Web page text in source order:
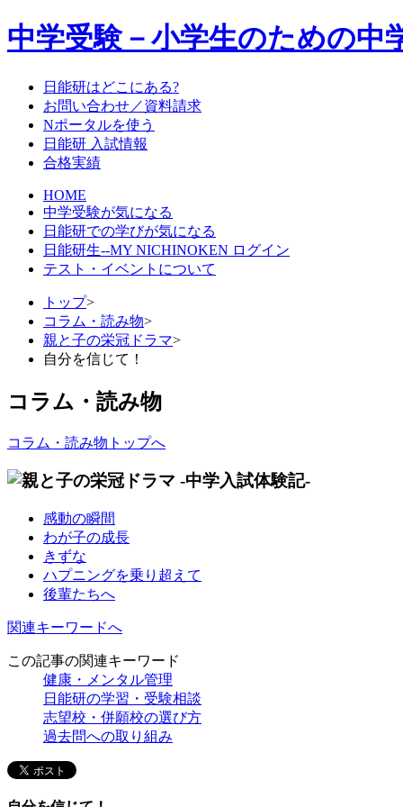
中学受験－小学生のための中
日能研はどこにある?
お問い合わせ／資料請求
Nポータルを使う
日能研 入試情報
合格実績
HOME
中学受験が気になる
日能研での学びが気になる
日能研生--MY NICHINOKEN ログイン
テスト・イベントについて
トップ>
コラム・読み物>
親と子の栄冠ドラマ>
自分を信じて！
コラム・読み物
コラム・読み物トップへ
感動の瞬間
わが子の成長
きずな
ハプニングを乗り超えて
後輩たちへ
関連キーワードへ
この記事の関連キーワード
健康・メンタル管理
日能研の学習・受験相談
志望校・併願校の選び方
過去問への取り組み